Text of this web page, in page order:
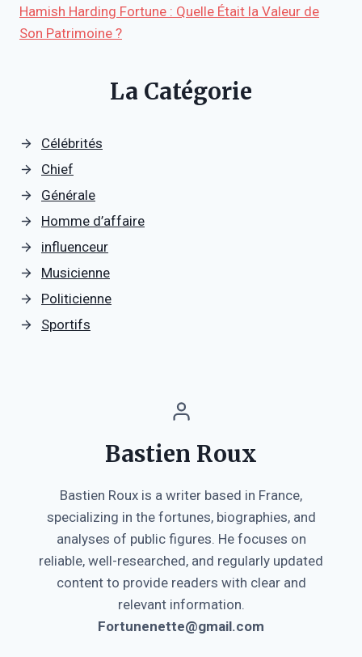
Hamish Harding Fortune : Quelle Était la Valeur de
Son Patrimoine ?
La Catégorie
Célébrités
Chief
Générale
Homme d’affaire
influenceur
Musicienne
Politicienne
Sportifs
Bastien Roux
Bastien Roux is a writer based in France,
specializing in the fortunes, biographies, and
analyses of public figures. He focuses on
reliable, well-researched, and regularly updated
content to provide readers with clear and
relevant information.
Fortunenette@gmail.com